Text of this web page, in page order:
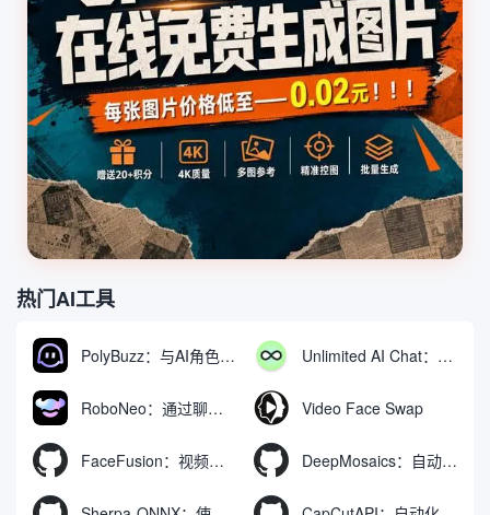
热门AI工具
PolyBuzz：与AI角色互动的免费聊天与角色扮演平台 Unlimited AI Chat：免费无限制的AI聊天工具
RoboNeo：通过聊天生成和编辑视频与图像的AI工具 Video Face Swap
FaceFusion：视频换脸增强工具|语音同步视频嘴型动作 DeepMosaics：自动去除图像和视频中的马赛克，或向其添加马赛克